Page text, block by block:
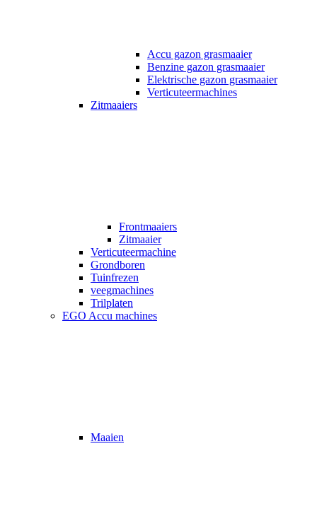
Accu gazon grasmaaier
Benzine gazon grasmaaier
Elektrische gazon grasmaaier
Verticuteermachines
Zitmaaiers
Frontmaaiers
Zitmaaier
Verticuteermachine
Grondboren
Tuinfrezen
veegmachines
Trilplaten
EGO Accu machines
Maaien